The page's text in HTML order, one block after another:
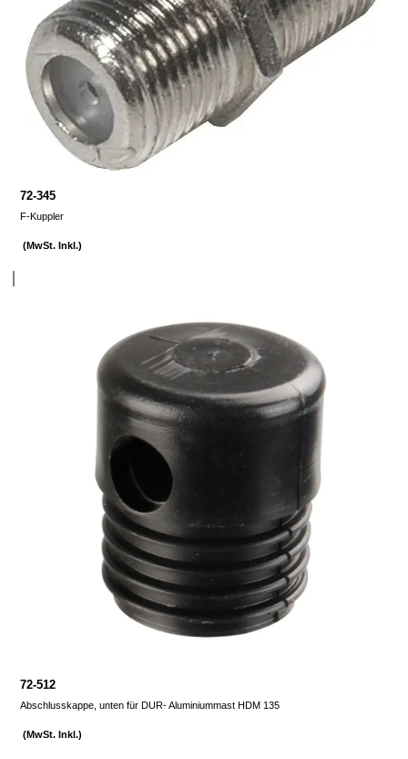
72-345
F-Kuppler
(MwSt. Inkl.)
72-512
Abschlusskappe, unten für DUR- Aluminiummast HDM 135
(MwSt. Inkl.)